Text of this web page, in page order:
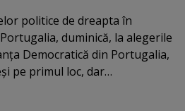
politice de dreapta în
duminică, la alegerile
Democratică din Portugalia,
pe primul loc, dar…